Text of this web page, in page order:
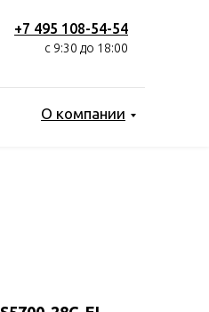
+7 495 108-54-54
с 9:30 до 18:00
О компании